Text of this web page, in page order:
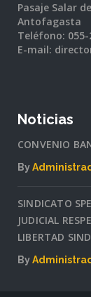
Pasaje Salar
Antofagasta
Teléfono: 055-
E-mail:
Noticias
CONVENIO
By
SINDICATO
JUDICIAL
LIBERTAD
By